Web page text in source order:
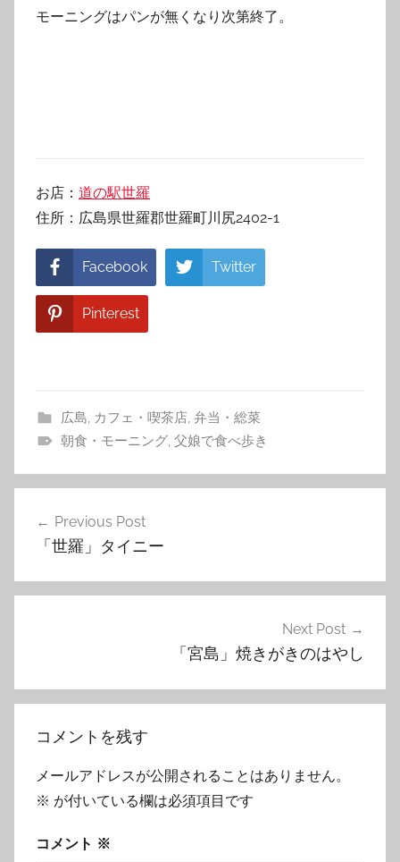
モーニングはパンが無くなり次第終了。
お店： 道の駅世羅
住所：広島県世羅郡世羅町川尻2402-1
Facebook Twitter
Pinterest
広島 カフェ・喫茶店, 弁当・総菜
朝食・モーニング, 父娘で食べ歩き
ビ
シ
Previous Post
「世羅」タイニー
Next Post
「宮島」焼きがきのはやし
コメントを残す
メールアドレスが公開されることはありません。
※ が付いている欄は必須項目です
コメント ※